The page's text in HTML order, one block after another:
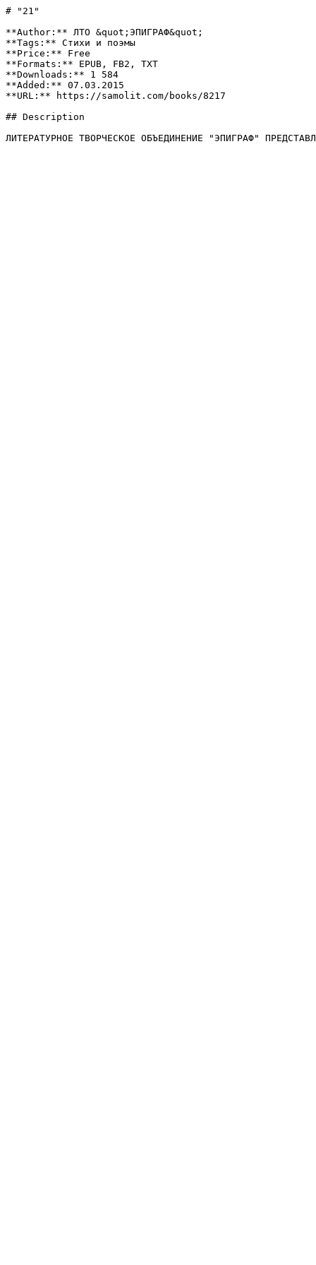
# "21"
**Author:** ЛТО &quot;ЭПИГРАФ&quot;
**Tags:** Стихи и поэмы
**Price:** Free
**Formats:** EPUB, FB2, TXT
**Downloads:** 1 584
**Added:** 07.03.2015
**URL:** https://samolit.com/books/8217
## Description
ЛИТЕРАТУРНОЕ ТВОРЧЕСКОЕ ОБЪЕДИНЕНИЕ "ЭПИГРАФ"